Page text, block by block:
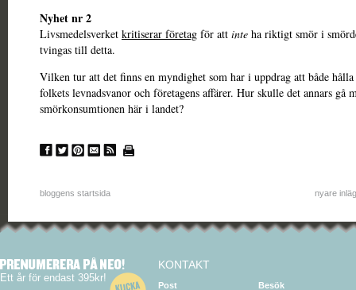
Nyhet nr 2
Livsmedelsverket kritiserar företag för att inte ha riktigt smör i
tvingas till detta.
Vilken tur att det finns en myndighet som har i uppdrag att både
folkets levnadsvanor och företagens affärer. Hur skulle det annars gå
smörkonsumtionen här i landet?
bloggens startsida nyare
Ett år för endast 395kr!
KONTAKT
Post
Besök